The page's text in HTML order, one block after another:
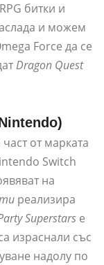
битки и
и можем
Force да се
Dragon Quest
от марката
Switch
на
реализира
Superstars е
израснали със
надолу по